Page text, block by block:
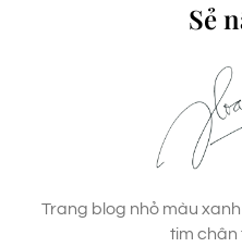
Sẻ
Trang blog nhỏ màu
tim chân